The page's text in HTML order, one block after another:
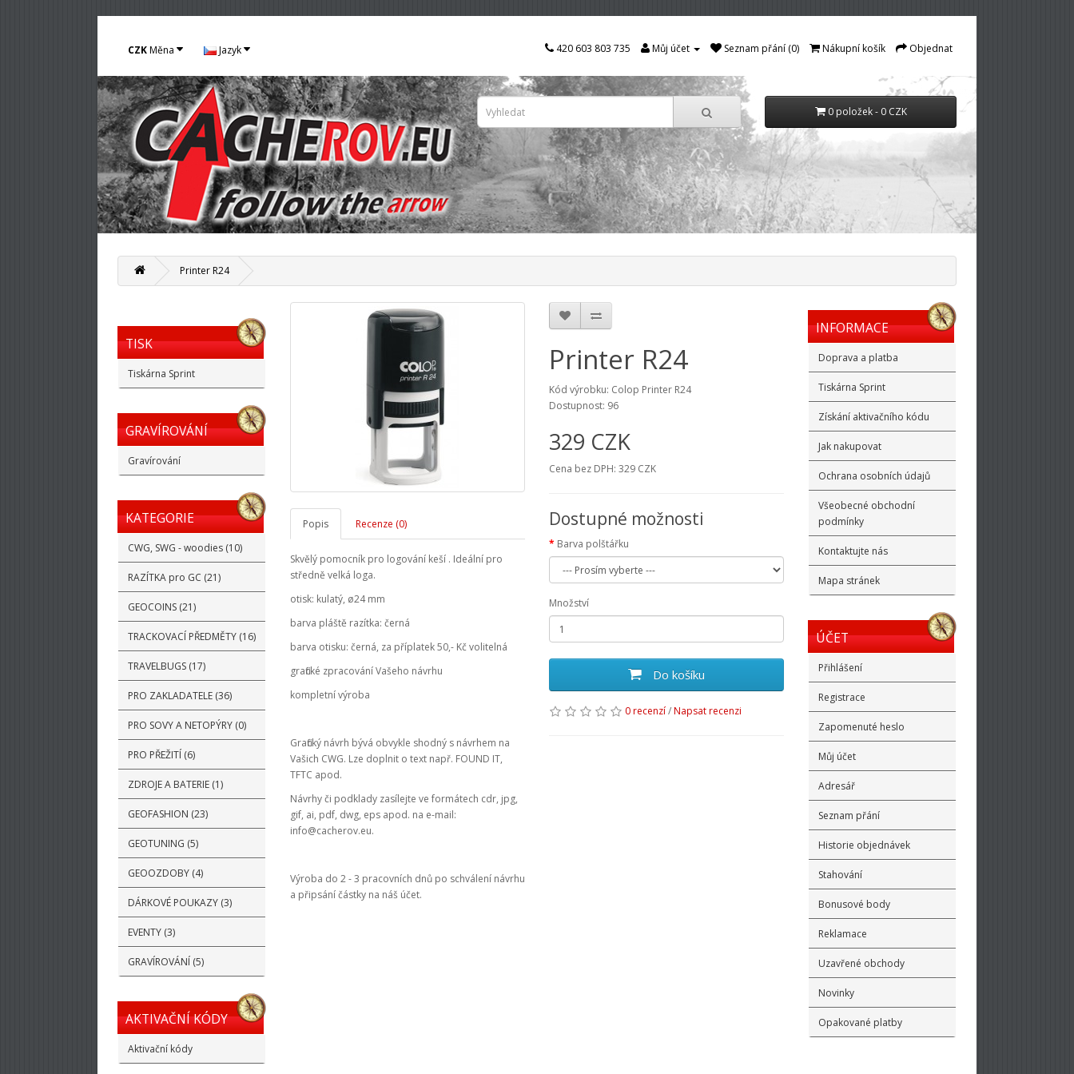
CZKMěna Jazyk 420 603 803 735 Můj účet Seznam přání (0) Nákupní košík Objednat
0 položek - 0 CZK
Printer R24
TISK
Tiskárna Sprint
GRAVÍROVÁNÍ
Gravírování
KATEGORIE
CWG, SWG - woodies (10)
RAZÍTKA pro GC (21)
GEOCOINS (21)
TRACKOVACÍ PŘEDMĚTY (16)
TRAVELBUGS (17)
PRO ZAKLADATELE (36)
PRO SOVY A NETOPÝRY (0)
PRO PŘEŽITÍ (6)
ZDROJE A BATERIE (1)
GEOFASHION (23)
GEOTUNING (5)
GEOOZDOBY (4)
DÁRKOVÉ POUKAZY (3)
EVENTY (3)
GRAVÍROVÁNÍ (5)
AKTIVAČNÍ KÓDY
Aktivační kódy
Popis Recenze (0)
Skvělý pomocník pro logování keší . Ideální pro
středně velká loga.
otisk: kulatý, ø24 mm
barva pláště razítka: černá
barva otisku: černá, za příplatek 50,- Kč volitelná
grafické zpracování Vašeho návrhu
kompletní výroba
Grafický návrh bývá obvykle shodný s návrhem na
Vašich CWG. Lze doplnit o text např. FOUND IT,
TFTC apod.
Návrhy či podklady zasílejte ve formátech cdr, jpg,
gif, ai, pdf, dwg, eps apod. na e-mail:
info@cacherov.eu.
Výroba do 2 - 3 pracovních dnů po schválení návrhu
a připsání částky na náš účet.
Printer R24
Kód výrobku: Colop Printer R24
Dostupnost: 96
329 CZK
Cena bez DPH: 329 CZK
Dostupné možnosti
Barva polštářku
Množství
Do košíku
0 recenzí/Napsat recenzi
INFORMACE
Doprava a platba
Tiskárna Sprint
Získání aktivačního kódu
Jak nakupovat
Ochrana osobních údajů
Všeobecné obchodní
podmínky
Kontaktujte nás
Mapa stránek
ÚČET
Přihlášení
Registrace
Zapomenuté heslo
Můj účet
Adresář
Seznam přání
Historie objednávek
Stahování
Bonusové body
Reklamace
Uzavřené obchody
Novinky
Opakované platby